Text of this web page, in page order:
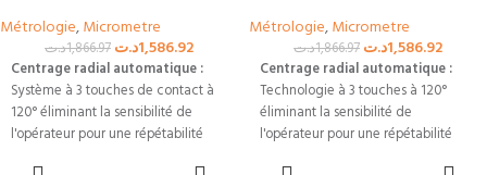
Pack métrologie certifié :
coffret de rangement robuste avec
sa bague d'étalonnage de Ø12 mm
et son certificat de contrôle officiel.
Pack étalonnage complet :
dans son coffret protecteur
antichoc avec sa bague de réglage
de Ø16 mm pour un recalibrage
instantané.
Métrologie,Micrometre
1,866.97د.ت 1,586.92د.ت
Centrage radial automatique :
Système à 3 touches de contact à
120° éliminant la sensibilité de
l'opérateur pour une répétabilité
Métrologie,Micrometre
1,866.97د.ت 1,586.92د.ت
Centrage radial automatique :
Technologie à 3 touches à 120°
éliminant la sensibilité de
l'opérateur pour une répétabilité